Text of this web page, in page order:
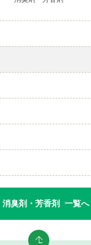
消臭剤・芳香剤 一覧へ